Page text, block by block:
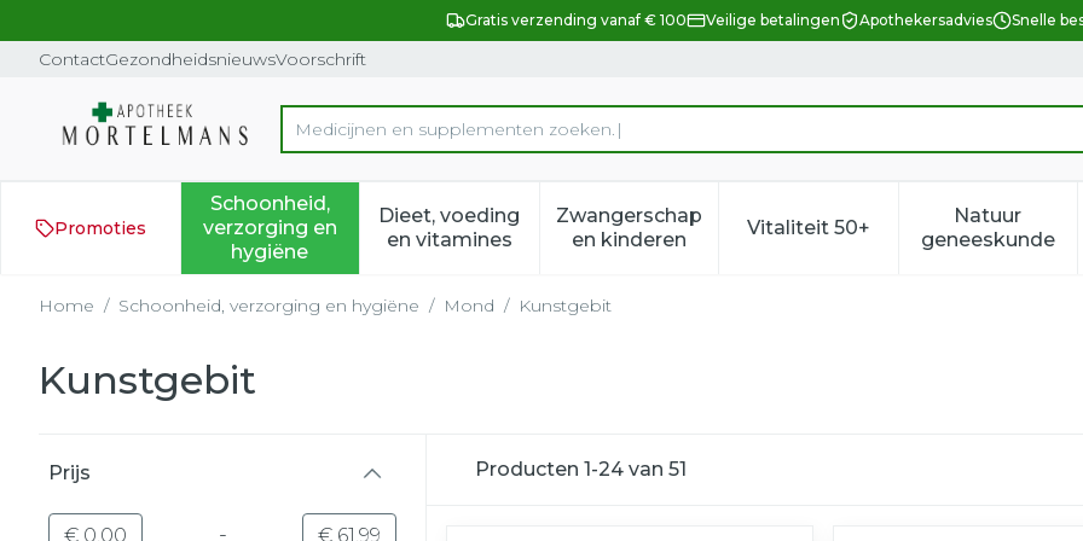
Gratis verzending vanaf € 100 Veilige betalingen Apothekersadvies Snelle
ContactGezondheidsnieuwsVoorschrift
Product, merk, categorie...
Med
Promoties
Schoonheid,
verzorging en
hygiëne
Toon submenu voor Schoonheid, verzorging en hygiëne categorie
Dieet, voeding
en vitaminesToon submenu voor Dieet, voeding en vitamines categorie
Zwangerschap
en kinderenToon submenu voor Zwangerschap en
Vitaliteit 50+Toon submenu voor
Natuur
geneeskunde
Toon
Home / Schoonheid, verzorging en hygiëne / Mond / Kunstgebit
Kunstgebit
Prijs
Minimumwaarde
€ 0,00 - Maximale waarde
€ 61,99
Producten 1 -24 van 51